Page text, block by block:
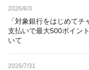
2026/8/3
「対象銀行をはじめて
支払いで最大500ポイン
いて
2026/7/31